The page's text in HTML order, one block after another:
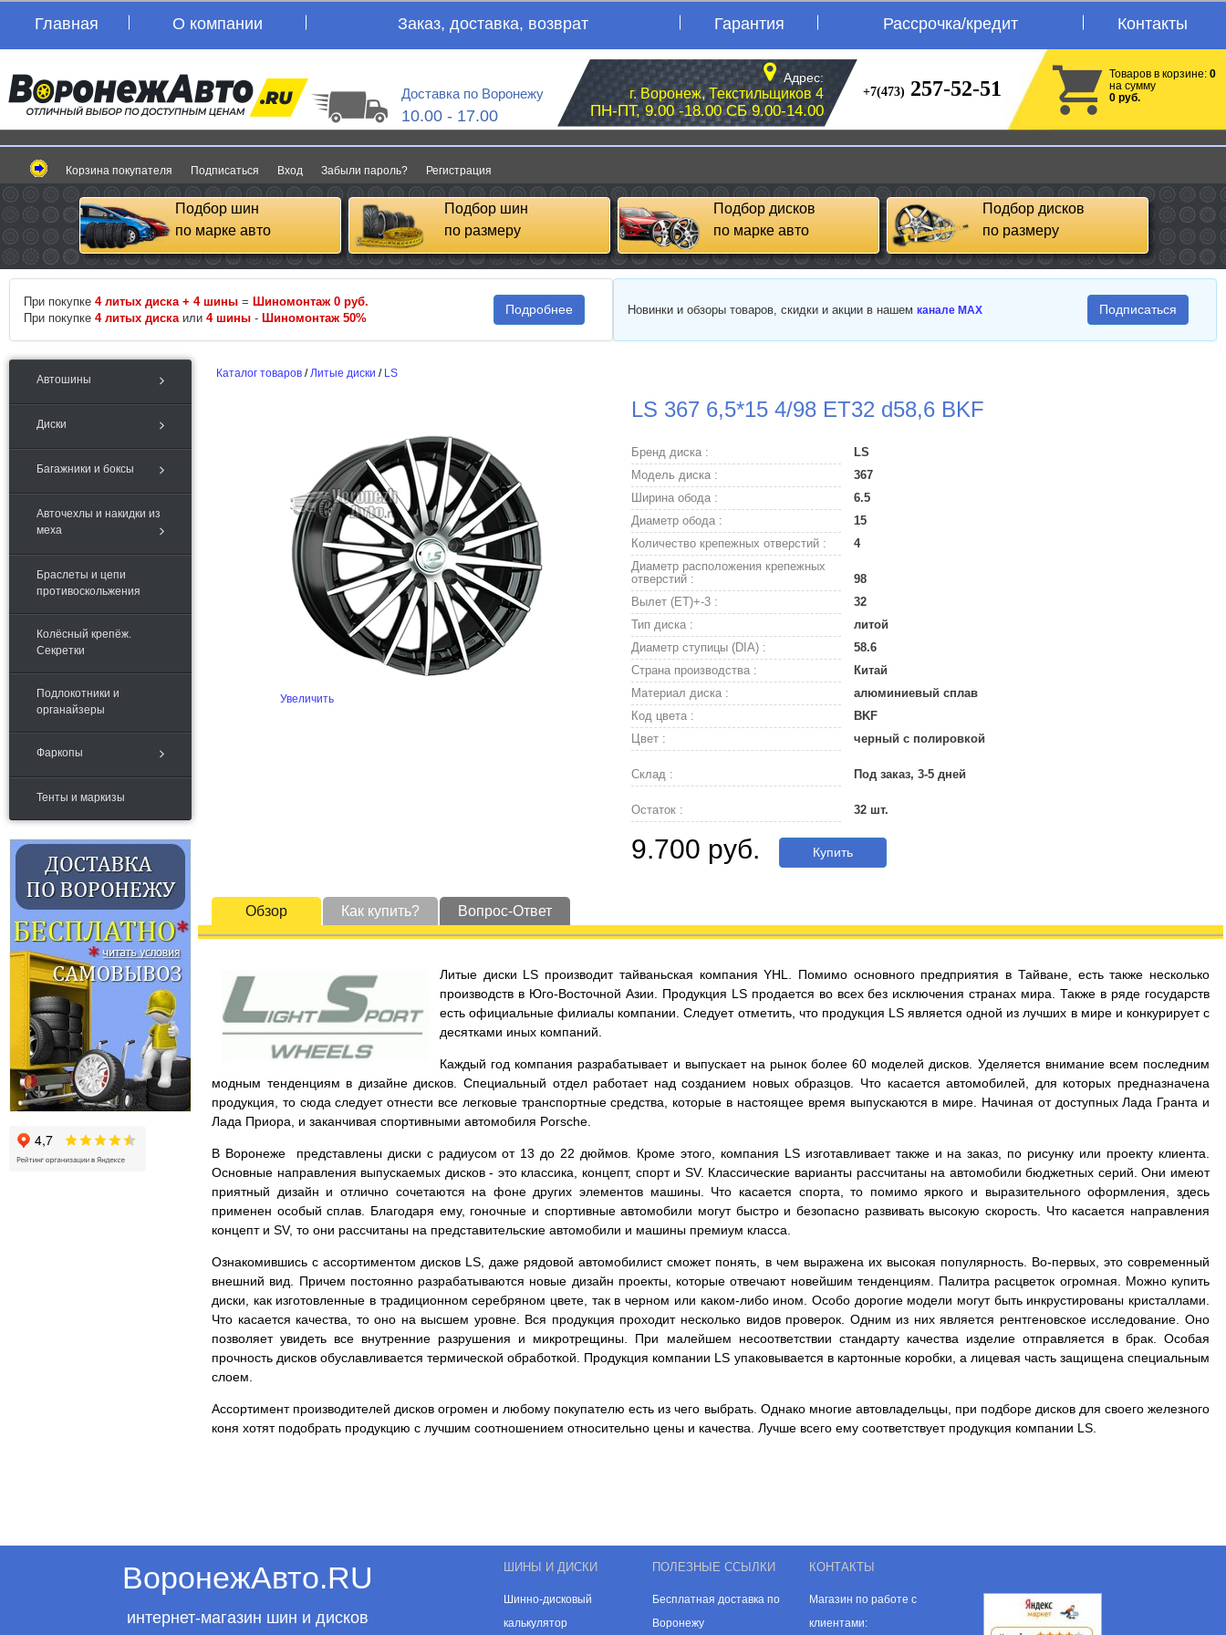
Главная О компании Заказ, доставка, возврат Гарантия Рассрочка/кредит Контакты
Доставка по Воронежу
10.00 - 17.00
Адрес:
г. Воронеж, Текстильщиков 4
ПН-ПТ, 9.00 -18.00 СБ 9.00-14.00
+7(473) 257-52-51
Товаров в корзине: 0
на сумму
0 руб.
Корзина покупателя Подписаться Вход Забыли пароль? Регистрация
Подбор шин
по марке авто
Подбор шин
по размеру
Подбор дисков
по марке авто
Подбор дисков
по размеру
При покупке 4 литых диска + 4 шины = Шиномонтаж 0 руб.
При покупке 4 литых диска или 4 шины - Шиномонтаж 50%
Подробнее Новинки и обзоры товаров, скидки и акции в нашем канале MAX Подписаться
Автошины
Диски
Багажники и боксы
Авточехлы и накидки из
меха
Браслеты и цепи
противоскольжения
Колёсный крепёж.
Секретки
Подлокотники и
органайзеры
Фаркопы
Тенты и маркизы
Каталог товаров /Литые диски / LS
LS 367 6,5*15 4/98 ET32 d58,6 BKF
Увеличить
Бренд диска :
LS
Модель диска :
367
Ширина обода :
6.5
Диаметр обода :
15
Количество крепежных отверстий :
4
Диаметр расположения крепежных
отверстий :
98
Вылет (ET)+-3 :
32
Тип диска :
литой
Диаметр ступицы (DIA) :
58.6
Страна производства :
Китай
Материал диска :
алюминиевый сплав
Код цвета :
BKF
Цвет :
черный с полировкой
Склад : Под заказ, 3-5 дней
Остаток : 32 шт.
9.700 руб. Купить
Обзор Как купить? Вопрос-Ответ
Литые диски LS производит тайваньская компания YHL. Помимо основного предприятия в Тайване, есть также несколько
производств в Юго-Восточной Азии. Продукция LS продается во всех без исключения странах мира. Также в ряде государств
есть официальные филиалы компании. Следует отметить, что продукция LS является одной из лучших в мире и конкурирует с
десятками иных компаний.
Каждый год компания разрабатывает и выпускает на рынок более 60 моделей дисков. Уделяется внимание всем последним
модным тенденциям в дизайне дисков. Специальный отдел работает над созданием новых образцов. Что касается автомобилей, для которых предназначена
продукция, то сюда следует отнести все легковые транспортные средства, которые в настоящее время выпускаются в мире. Начиная от доступных Лада Гранта и
Лада Приора, и заканчивая спортивными автомобиля Porsche.
В Воронеже представлены диски с радиусом от 13 до 22 дюймов. Кроме этого, компания LS изготавливает также и на заказ, по рисунку или проекту клиента.
Основные направления выпускаемых дисков - это классика, концепт, спорт и SV. Классические варианты рассчитаны на автомобили бюджетных серий. Они имеют
приятный дизайн и отлично сочетаются на фоне других элементов машины. Что касается спорта, то помимо яркого и выразительного оформления, здесь
применен особый сплав. Благодаря ему, гоночные и спортивные автомобили могут быстро и безопасно развивать высокую скорость. Что касается направления
концепт и SV, то они рассчитаны на представительские автомобили и машины премиум класса.
Ознакомившись с ассортиментом дисков LS, даже рядовой автомобилист сможет понять, в чем выражена их высокая популярность. Во-первых, это современный
внешний вид. Причем постоянно разрабатываются новые дизайн проекты, которые отвечают новейшим тенденциям. Палитра расцветок огромная. Можно купить
диски, как изготовленные в традиционном серебряном цвете, так в черном или каком-либо ином. Особо дорогие модели могут быть инкрустированы кристаллами.
Что касается качества, то оно на высшем уровне. Вся продукция проходит несколько видов проверок. Одним из них является рентгеновское исследование. Оно
позволяет увидеть все внутренние разрушения и микротрещины. При малейшем несоответствии стандарту качества изделие отправляется в брак. Особая
прочность дисков обуславливается термической обработкой. Продукция компании LS упаковывается в картонные коробки, а лицевая часть защищена специальным
слоем.
Ассортимент производителей дисков огромен и любому покупателю есть из чего выбрать. Однако многие автовладельцы, при подборе дисков для своего железного
коня хотят подобрать продукцию с лучшим соотношением относительно цены и качества. Лучше всего ему соответствует продукция компании LS.
ВоронежАвто.RU
интернет-магазин шин и дисков
ШИНЫ И ДИСКИ
Шинно-дисковый
калькулятор
ПОЛЕЗНЫЕ ССЫЛКИ
Бесплатная доставка по
Воронежу
КОНТАКТЫ
Магазин по работе с
клиентами: